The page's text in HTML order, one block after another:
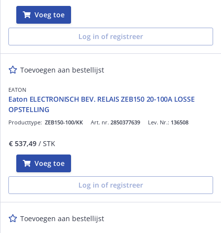
Voeg toe
Log in of registreer
Toevoegen aan bestellijst
EATON
Eaton ELECTRONISCH BEV. RELAIS ZEB150 20-100A LOSSE
OPSTELLING
Art. nr. 2850377639
Producttype: ZEB150-100/KK Lev. Nr.: 136508
€ 537,49 / STK
Voeg toe
Log in of registreer
Toevoegen aan bestellijst